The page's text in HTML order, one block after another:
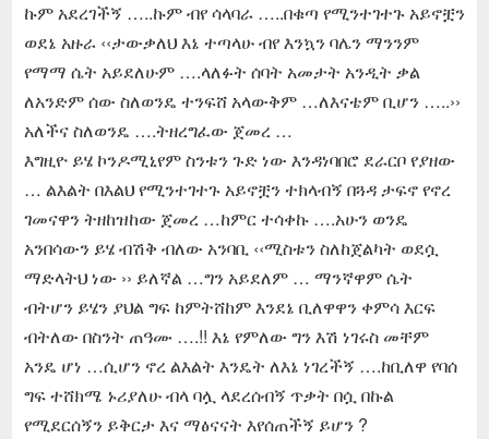
ኩም አደረገችኝ …..ኩም ብየ ሳላባራ …..በቁጣ የሚንተገተጉ አይኖቿን
ወደኔ አዙራ ‹‹ታውቃለህ እኔ ተጣላሁ ብየ እንኳን ባሌን ማንንም
የማማ ሴት አይደለሁም ….ላለፉት ሰባት አመታት አንዲት ቃል
ለአንድም ሰው ስለወንዴ ተንፍሸ አላውቅም …ለእናቴም ቢሆን …..››
አለችና ስለወንዴ ….ትዘረግፈው ጀመረ …
እግዚዮ ይሄ ኮንዶሚኒየም ስንቱን ጉድ ነው እንዳነባበሮ ደራርቦ የያዘው
… ልእልት በእልህ የሚንተገተጉ አይኖቿን ተክላብኝ በጓዳ ታፍኖ የኖረ
ገመናዋን ትዘከዝከው ጀመረ …ከምር ተሳቀኩ ….አሁን ወንዴ
አንበሳውን ይሄ ብሽቅ ብለው አንባቢ ‹‹ሚስቱን ስለከጀልካት ወደሷ
ማድላትህ ነው ›› ይለኛል …ግን አይደለም … ማንኛዋም ሴት
ብትሆን ይሄን ያህል ግፍ ከምትሸከም እንደኔ ቢለዋዋን ቀምሳ እርፍ
ብትለው በስንት ጠዓሙ ….!! እኔ የምለው ግን እሽ ነገሩስ መቸም
አንዴ ሆነ …ሲሆን ኖረ ልእልት እንዴት ለእኔ ነገረችኝ ….ከቢለዋ የባሰ
ግፍ ተሸክሜ ኑሪያለሁ ብላ ባሏ ላደረሰብኝ ጥቃት በሷ በኩል
የሚደርሰኝን ይቅርታ እና ማፅናናት እየሰጠችኝ ይሆን ?